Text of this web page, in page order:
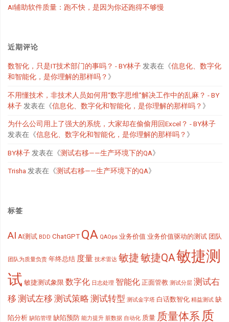
AI辅助软件质量：跑不快，是因为你还跑得不够慢
近期评论
数智化，只是IT技术部门的事吗？ - BY林子发表在《信息化、数字化
和智能化，是你理解的那样吗？ 》
不用懂技术，非技术人员如何用“数字思维”解决工作中的乱麻？ - BY
林子发表在《信息化、数字化和智能化，是你理解的那样吗？ 》
为什么公司用上了强大的系统，大家却在偷偷用回Excel？ - BY林子
发表在《信息化、数字化和智能化，是你理解的那样吗？ 》
BY林子发表在《测试右移——生产环境下的QA》
Trisha发表在《测试右移——生产环境下的QA》
标签
AI AI测试 BDD ChatGPT QA QAOps 业务价值 业务价值驱动的测试 团队
团队为质量负责 年终总结 度量 技术雷达 敏捷敏捷QA敏捷测
试 敏捷测试象限 数字化 日志处理 智能化 正面管教 测试分层 测试右
移 测试左移 测试策略 测试转型 测试金字塔 白话数智化 精益测试 缺
陷分析 缺陷管理 缺陷预防 能力提升 脏数据 自动化 质量 质量体系 质